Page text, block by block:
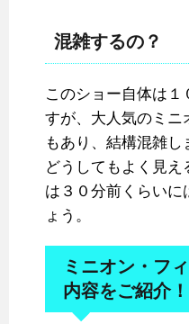
混雑するの？
このショー自体は
すが、大人気のミニ
もあり、結構混雑し
どうしてもよく見
は３０分前くらいに
ょう。
ミニオン・フ
内容をご紹介！